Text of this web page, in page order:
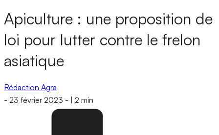
Apiculture : une proposition de
loi pour lutter contre le frelon
asiatique
Rédaction Agra
- 23 février 2023 - 2 min